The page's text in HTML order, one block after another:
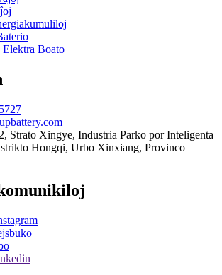
Boato
Strato Xingye, Industria Parko por Inteligenta
Hongqi, Urbo Xinxiang, Provinco